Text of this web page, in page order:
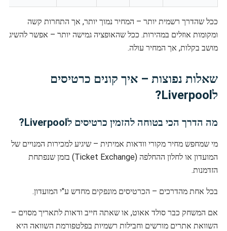
ככל שהדרך רשמית יותר – המחיר נמוך יותר, אך התחרות קשה
ומקומות אוזלים במהירות. ככל שהאופציה גמישה יותר – אפשר להשיג
מושב בקלות, אך המחיר עולה.
שאלות נפוצות – איך קונים כרטיסים
לLiverpool?
מה הדרך הכי בטוחה להזמין כרטיסים לLiverpool?
מי שמחפש מחיר מקורי וודאות אמיתית – שיגיע למכירות המנויים של
המועדון או לחלון ההחלפה (Ticket Exchange) בזמן שנפתחת
הזדמנות.
בכל אחת מהדרכים – הכרטיסים מונפקים מחדש ע"י המועדון.
אם המשחק כבר סולד אאוט, או שאתה חייב ודאות לתאריך מסוים –
השוואת אתרים מורשים וחבילות רשמיות בפלטפורמת השוואה היא